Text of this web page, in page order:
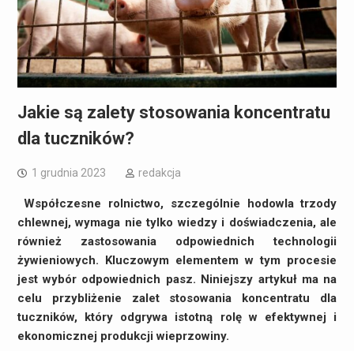
Jakie są zalety stosowania koncentratu
dla tuczników?
1 grudnia 2023 redakcja
Współczesne rolnictwo, szczególnie hodowla trzody
chlewnej, wymaga nie tylko wiedzy i doświadczenia, ale
również zastosowania odpowiednich technologii
żywieniowych. Kluczowym elementem w tym procesie
jest wybór odpowiednich pasz. Niniejszy artykuł ma na
celu przybliżenie zalet stosowania koncentratu dla
tuczników, który odgrywa istotną rolę w efektywnej i
ekonomicznej produkcji wieprzowiny.